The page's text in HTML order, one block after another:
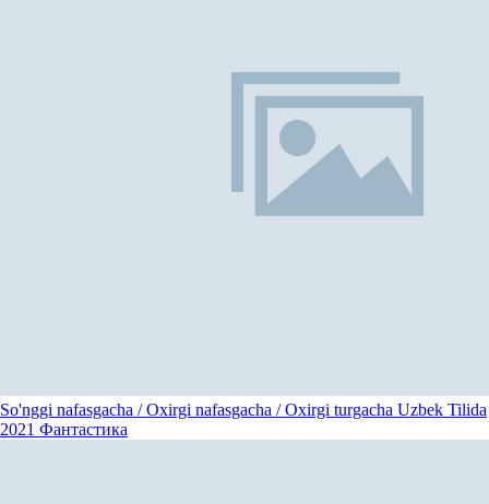
So'nggi nafasgacha / Oxirgi nafasgacha / Oxirgi turgacha Uzbek Tilida
2021 Фантастика